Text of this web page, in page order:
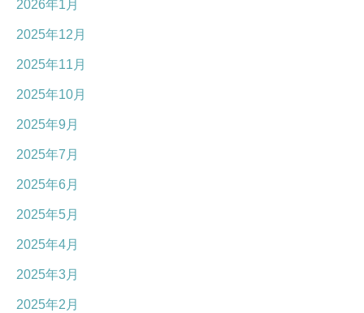
2026年1月
2025年12月
2025年11月
2025年10月
2025年9月
2025年7月
2025年6月
2025年5月
2025年4月
2025年3月
2025年2月